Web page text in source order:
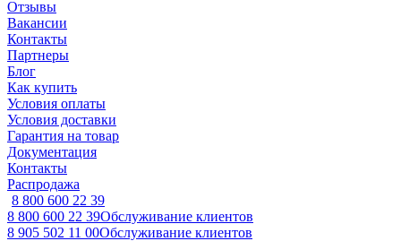
Отзывы
Вакансии
Контакты
Партнеры
Блог
Как купить
Условия оплаты
Условия доставки
Гарантия на товар
Документация
Контакты
Распродажа
8 800 600 22 39
8 800 600 22 39Обслуживание клиентов
8 905 502 11 00Обслуживание клиентов